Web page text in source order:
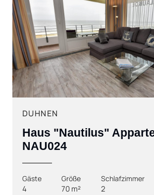
DUHNEN
Haus "Nautilus"
NAU024
Gäste
4
Größe
70 m²
Schlafzimmer
2